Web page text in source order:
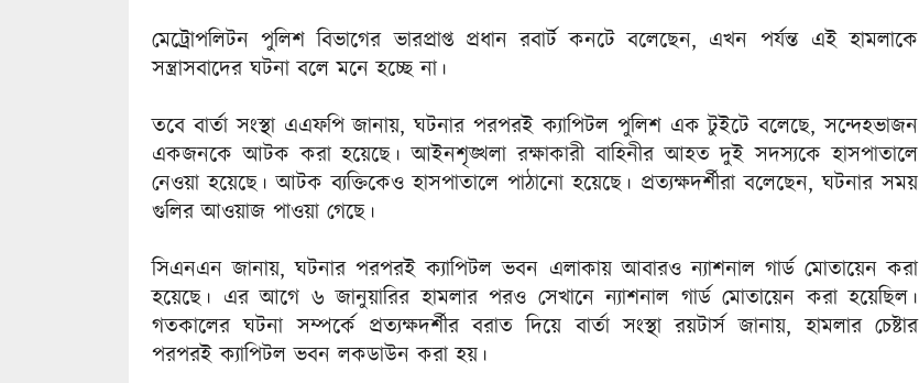
মেট্রোপলিটন পুলিশ বিভাগের ভারপ্রাপ্ত প্রধান রবার্ট কনটে বলেছেন, এখন পর্যন্ত এই হামলাকে
সন্ত্রাসবাদের ঘটনা বলে মনে হচ্ছে না।
তবে বার্তা সংস্থা এএফপি জানায়, ঘটনার পরপরই ক্যাপিটল পুলিশ এক টুইটে বলেছে, সন্দেহভাজন
একজনকে আটক করা হয়েছে। আইনশৃঙ্খলা রক্ষাকারী বাহিনীর আহত দুই সদস্যকে হাসপাতালে
নেওয়া হয়েছে। আটক ব্যক্তিকেও হাসপাতালে পাঠানো হয়েছে। প্রত্যক্ষদর্শীরা বলেছেন, ঘটনার সময়
গুলির আওয়াজ পাওয়া গেছে।
সিএনএন জানায়, ঘটনার পরপরই ক্যাপিটল ভবন এলাকায় আবারও ন্যাশনাল গার্ড মোতায়েন করা
হয়েছে। এর আগে ৬ জানুয়ারির হামলার পরও সেখানে ন্যাশনাল গার্ড মোতায়েন করা হয়েছিল।
গতকালের ঘটনা সম্পর্কে প্রত্যক্ষদর্শীর বরাত দিয়ে বার্তা সংস্থা রয়টার্স জানায়, হামলার চেষ্টার
পরপরই ক্যাপিটল ভবন লকডাউন করা হয়।